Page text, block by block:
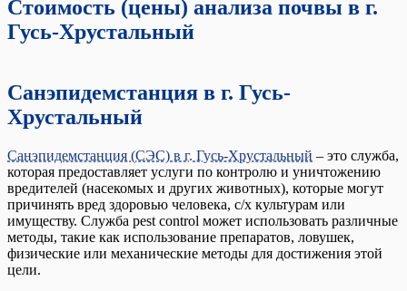
Стоимость (цены) анализа почвы в г.
Гусь-Хрустальный
Санэпидемстанция в г. Гусь-
Хрустальный
Санэпидемстанция (СЭС) в г. Гусь-Хрустальный – это служба,
которая предоставляет услуги по контролю и уничтожению
вредителей (насекомых и других животных), которые могут
причинять вред здоровью человека, с/х культурам или
имуществу. Служба pest control может использовать различные
методы, такие как использование препаратов, ловушек,
физические или механические методы для достижения этой
цели.